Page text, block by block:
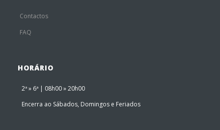
Contactos
FAQ
HORÁRIO
2ª » 6ª | 08h00 » 20h00
Encerra ao Sábados, Domingos e Feriados